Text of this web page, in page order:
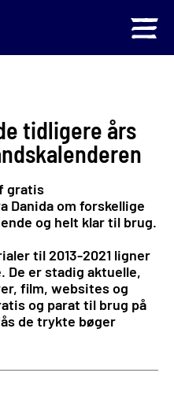
tidligere års
gratis
Danida om forskellige
og helt klar til brug.
til 2013-2021 ligner
De er stadig aktuelle,
film, websites og
og parat til brug på
de trykte bøger